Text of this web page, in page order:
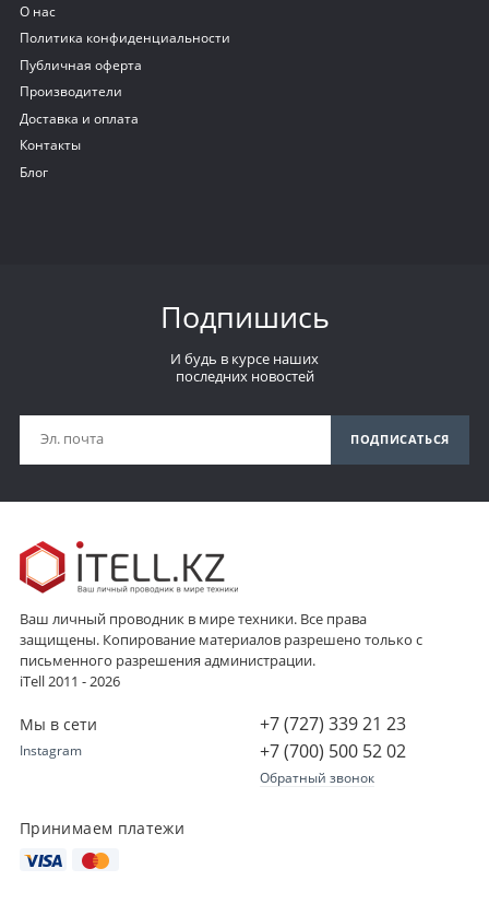
О нас
Политика конфиденциальности
Публичная оферта
Производители
Доставка и оплата
Контакты
Блог
Подпишись
И будь в курсе наших
последних новостей
ПОДПИСАТЬСЯ
Ваш личный проводник в мире техники. Все права
защищены. Копирование материалов разрешено только с
письменного разрешения администрации.
iTell 2011 - 2026
+7 (727) 339 21 23
+7 (700) 500 52 02
Обратный звонок
Мы в сети
Instagram
Принимаем платежи